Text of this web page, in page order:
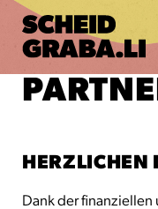
HERZLICHEN
Dank der